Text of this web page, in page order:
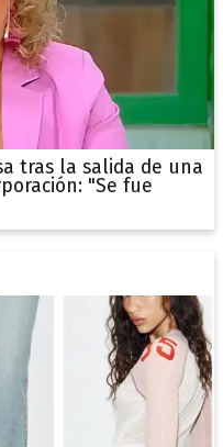
tras la salida de una
"Se fue